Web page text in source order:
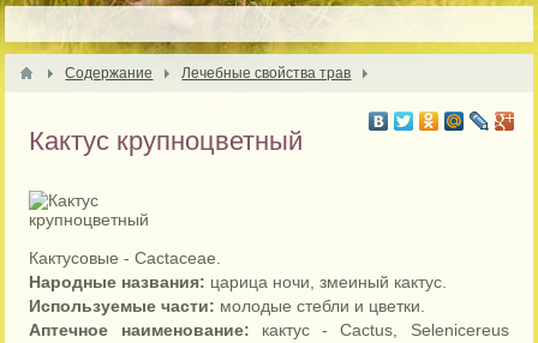
Содержание Лечебные свойства трав
Кактус крупноцветный
Кактусовые - Cactaceae.
Народные названия: царица ночи, змеиный кактус.
Используемые части: молодые стебли и цветки.
Аптечное наименование: кактус - Cactus, Selenicereus